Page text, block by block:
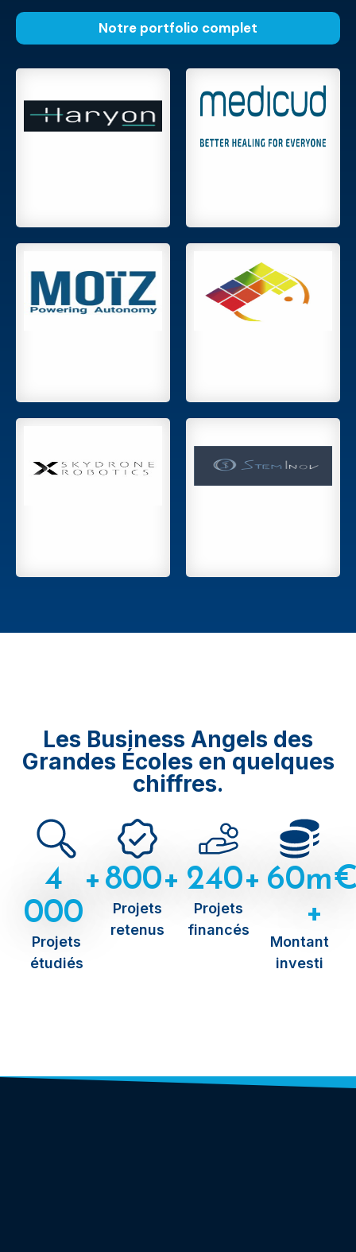
Notre portfolio complet
Les Business Angels des
Grandes Écoles en quelques
chiffres.
4
000
+
Projets
étudiés
800+
Projets
retenus
240+
Projets
financés
60
+
Montant
investi